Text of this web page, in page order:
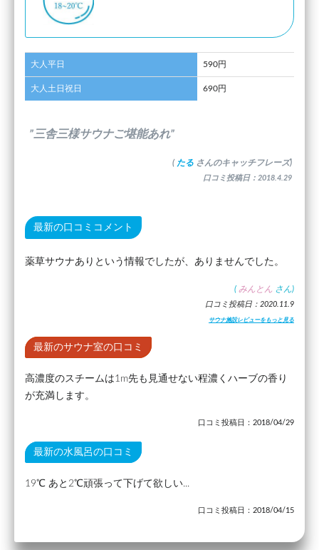
大人平日 590円
大人土日祝日 690円
”三舎三様サウナご堪能あれ”
( たる さんのキャッチフレーズ)
口コミ投稿日：2018.4.29
最新の口コミコメント
薬草サウナありという情報でしたが、ありませんでした。
( みんとん さん)
口コミ投稿日：2020.11.9
サウナ施設レビューをもっと見る
最新のサウナ室の口コミ
高濃度のスチームは1m先も見通せない程濃くハーブの香り
が充満します。
口コミ投稿日：2018/04/29
最新の水風呂の口コミ
19℃ あと2℃頑張って下げて欲しい...
口コミ投稿日：2018/04/15